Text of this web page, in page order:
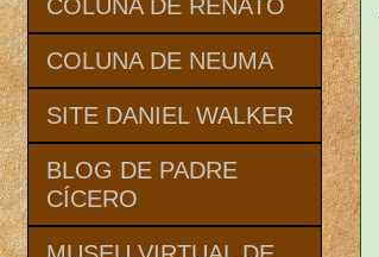
COLUNA DE RENATO
COLUNA DE NEUMA
SITE DANIEL WALKER
BLOG DE PADRE
CÍCERO